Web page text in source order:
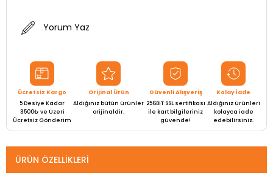
Yorum Yaz
Ücretsiz Kargo
5 Desiye Kadar
3500₺ ve Üzeri
Ücretsiz Gönderim
Orijinal Ürün
Aldığınız bütün ürünler
orijinaldir.
Güvenli Alışveriş
256BIT SSL sertifikası
ile kart bilgileriniz
güvende!
Kolay İade
Aldığınız ürünleri
kolayca iade
edebilirsiniz.
ÜRÜN ÖZELLIKLERI